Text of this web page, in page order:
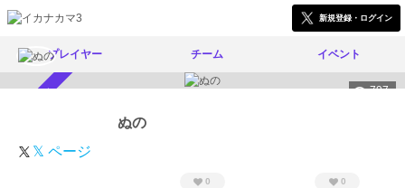
新規登録・ログイン
プレイヤー チーム イベント
797
ぬの
𝕏 ページ
0 0